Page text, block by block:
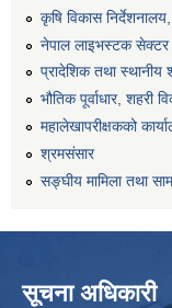
कृषि विकास
नेपाल लाइभस्टक
प्रादेशिक तथा स्थानीय
भौतिक पूर्वाधार, शहरी
महालेखापरीक्षकको
श्रमसंसार
सङ्घीय मामिला तथा
सूचना अधिकारी